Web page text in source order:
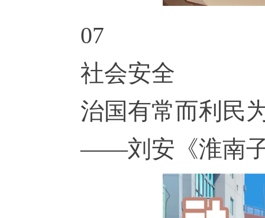
07
社会安全
治国有常而利民
——刘安《淮南